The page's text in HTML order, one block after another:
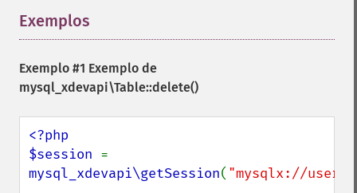
Exemplos
Exemplo #1 Exemplo de
mysql_xdevapi\Table::delete()
<?php
$session
mysql_xdevapi\getSession( "mysqlx://